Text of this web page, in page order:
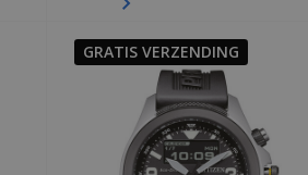
GRATIS VERZENDING